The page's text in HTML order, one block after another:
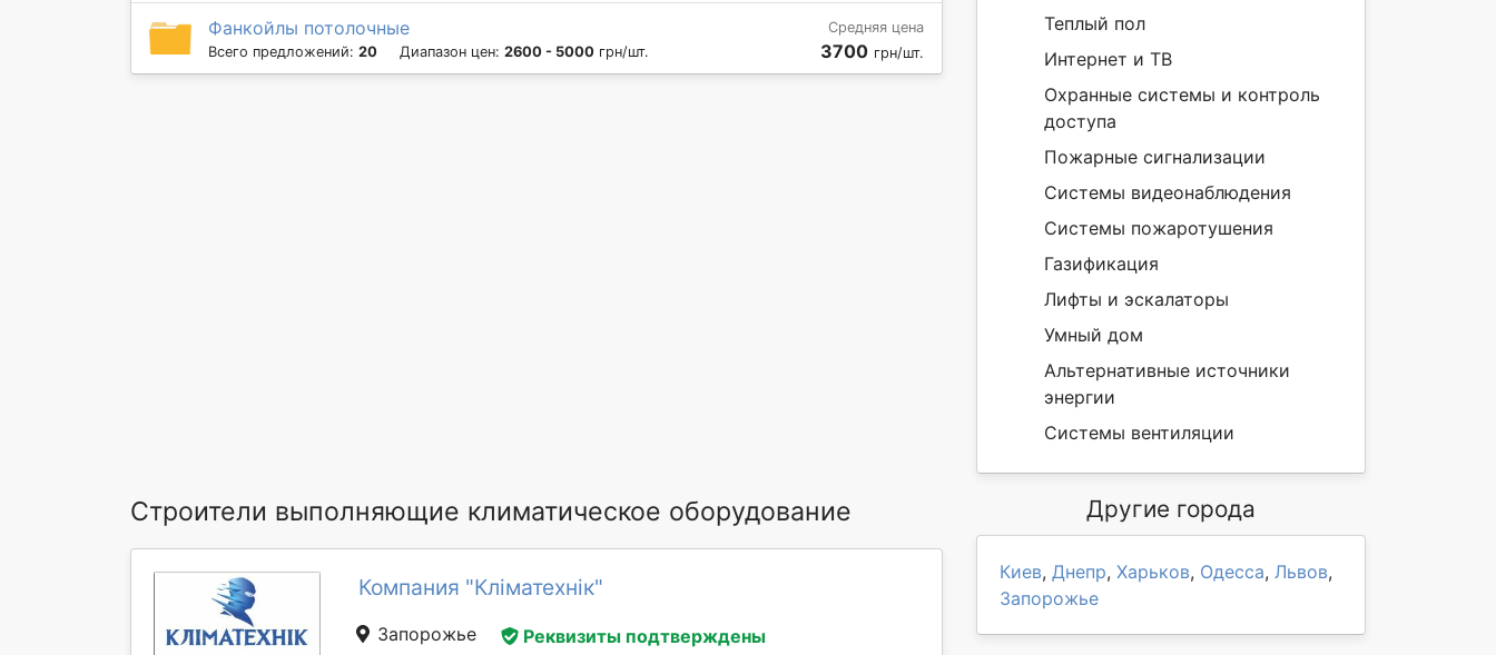
Фанкойлы потолочные
Всего предложений: 20 Диапазон цен: 2600 - 5000 грн/шт.
Средняя цена
3700 грн/шт.
Строители выполняющие климатическое оборудование
Компания "Кліматехнік"
Запорожье Реквизиты подтверждены
Теплый пол
Интернет и ТВ
Охранные системы и контроль
доступа
Пожарные сигнализации
Системы видеонаблюдения
Системы пожаротушения
Газификация
Лифты и эскалаторы
Умный дом
Альтернативные источники
энергии
Системы вентиляции
Другие города
Киев, Днепр, Харьков, Одесса, Львов,
Запорожье